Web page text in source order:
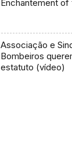
Enchantement of
Associação e
Bombeiros
estatuto (vídeo)